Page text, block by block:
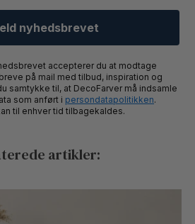
nyhedsbrevet
accepterer du at modtage
på mail med tilbud, inspiration og
samtykke til, at DecoFarver må indsamle
som anført i persondatapolitikken.
til enhver tid tilbagekaldes.
artikler: